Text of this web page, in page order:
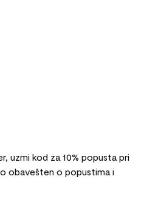
uzmi kod za 10% popusta pri
obavešten o popustima i